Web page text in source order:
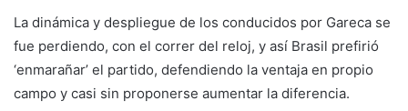
La dinámica y despliegue de los conducidos por Gareca se
fue perdiendo, con el correr del reloj, y así Brasil prefirió
‘enmarañar’ el partido, defendiendo la ventaja en propio
campo y casi sin proponerse aumentar la diferencia.